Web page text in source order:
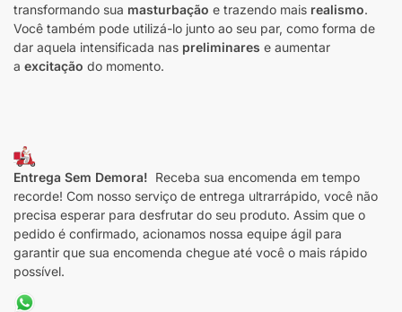
transformando sua masturbação e trazendo mais realismo.
Você também pode utilizá-lo junto ao seu par, como forma de
dar aquela intensificada nas preliminares e aumentar
a excitação do momento.
Entrega Sem Demora! Receba sua encomenda em tempo
recorde! Com nosso serviço de entrega ultrarrápido, você não
precisa esperar para desfrutar do seu produto. Assim que o
pedido é confirmado, acionamos nossa equipe ágil para
garantir que sua encomenda chegue até você o mais rápido
possível.